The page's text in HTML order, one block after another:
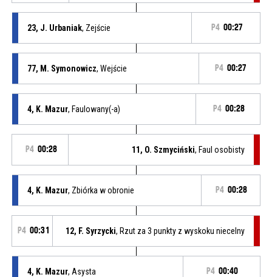
23, J. Urbaniak, Zejście P4 00:27
77, M. Symonowicz, Wejście P4 00:27
4, K. Mazur, Faulowany(-a) P4 00:28
P4 00:28 11, O. Szmyciński, Faul osobisty
4, K. Mazur, Zbiórka w obronie P4 00:28
P4 00:31 12, F. Syrzycki, Rzut za 3 punkty z wyskoku niecelny
4, K. Mazur, Asysta P4 00:40